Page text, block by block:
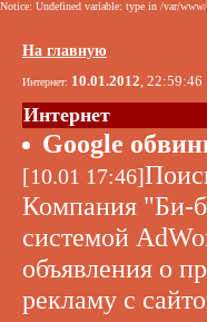
Notice: Undefined variable: type in /var/
На главную
Интернет: 10.01.2012, 22:59:46
Интернет
Google
[10.01 17:46]
Компания "Би-
системой
объявления о
рекламу с